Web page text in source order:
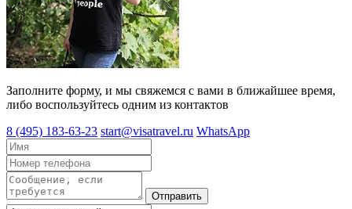
Заполните форму, и мы свяжемся с вами в ближайшее время,
либо воспользуйтесь одним из контактов
8 (495) 183-63-23 start@visatravel.ru WhatsApp
Отправить